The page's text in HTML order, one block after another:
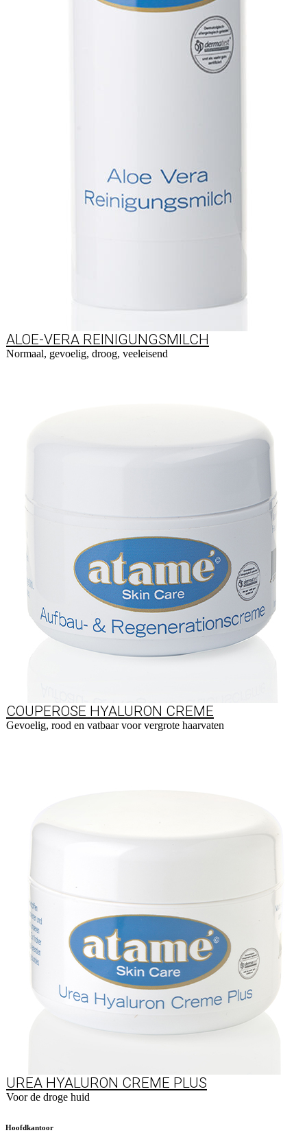
ALOE-VERA REINIGUNGSMILCH
Normaal, gevoelig, droog, veeleisend
COUPEROSE HYALURON CREME
Gevoelig, rood en vatbaar voor vergrote haarvaten
UREA HYALURON CREME PLUS
Voor de droge huid
Hoofdkantoor